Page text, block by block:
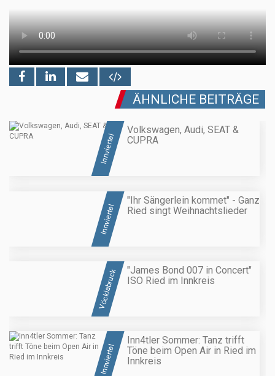
ÄHNLICHE BEITRÄGE
Innviertel
Volkswagen, Audi, SEAT &
CUPRA
Innviertel
"Ihr Sängerlein kommet" - Ganz
Ried singt Weihnachtslieder
Vöcklabruck
"James Bond 007 in Concert"
ISO Ried im Innkreis
Innviertel
Inn4tler Sommer: Tanz trifft
Töne beim Open Air in Ried im
Innkreis